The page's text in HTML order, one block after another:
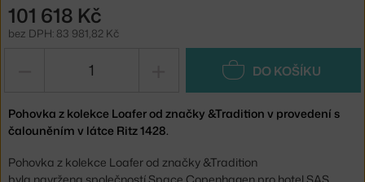
101 618 Kč
bez DPH: 83 981,82 Kč
DO KOŠÍKU
Pohovka z kolekce Loafer od značky &Tradition v provedení s
čalouněním v látce Ritz 1428.
Pohovka z kolekce Loafer od značky &Tradition